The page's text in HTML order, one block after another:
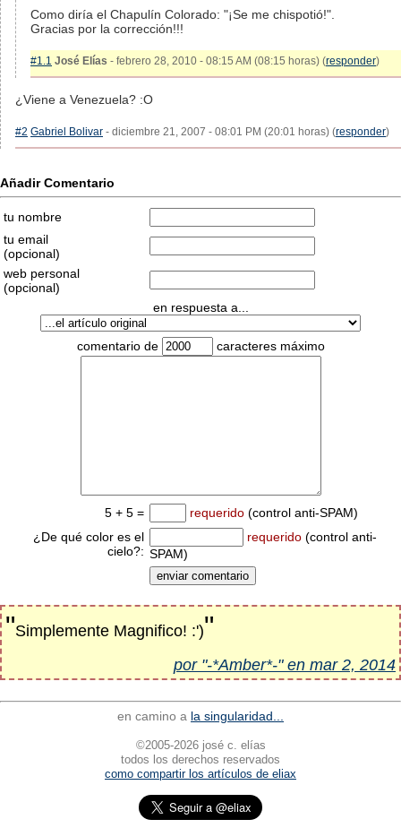
Como diría el Chapulín Colorado: "¡Se me chispotió!".
Gracias por la corrección!!!
#1.1 José Elías - febrero 28, 2010 - 08:15 AM (08:15 horas) (responder)
¿Viene a Venezuela? :O
#2 Gabriel Bolivar - diciembre 21, 2007 - 08:01 PM (20:01 horas) (responder)
Añadir Comentario
tu nombre
tu email
(opcional)
web personal
(opcional)
en respuesta a...
comentario de caracteres máximo
5 + 5 = requerido (control anti-SPAM)
¿De qué color es el
cielo?:
requerido (control anti-
SPAM)
"Simplemente Magnifico! :')"
por "-*Amber*-" en mar 2, 2014
en camino a la singularidad...
©2005-2026 josé c. elías
todos los derechos reservados
como compartir los artículos de eliax